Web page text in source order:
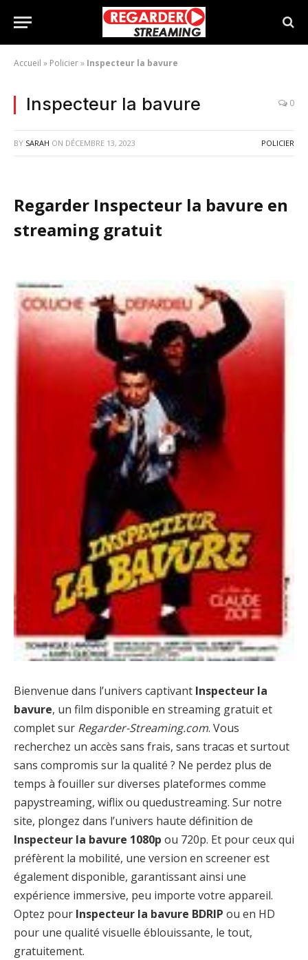
Accueil » Policier» Inspecteur la bavure
Inspecteur la bavure 0
BY SARAH ON DÉCEMBRE 13, 2023 POLICIER
Regarder Inspecteur la bavure en
streaming gratuit
Bienvenue dans l’univers captivant Inspecteur la
bavure, un film disponible en streaming gratuit et
complet sur Regarder-Streaming.com. Vous
recherchez un accès sans frais, sans tracas et surtout
sans compromis sur la qualité ? Ne perdez plus de
temps à fouiller sur diverses plateformes comme
papystreaming, wiflix ou quedustreaming. Sur notre
site, plongez dans l’univers haute définition de
Inspecteur la bavure 1080p ou 720p. Et pour ceux qui
préfèrent la mobilité, une version en screener est
également disponible, garantissant ainsi une
expérience immersive, peu importe votre appareil.
Optez pour Inspecteur la bavure BDRIP ou en HD
pour une qualité visuelle éblouissante, le tout,
gratuitement.